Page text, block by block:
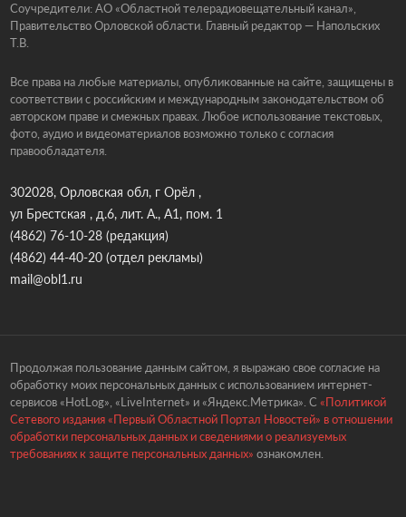
Соучредители: АО «Областной телерадиовещательный канал»,
Правительство Орловской области. Главный редактор — Напольских
Т.В.
Все права на любые материалы, опубликованные на сайте, защищены в
соответствии с российским и международным законодательством об
авторском праве и смежных правах. Любое использование текстовых,
фото, аудио и видеоматериалов возможно только с согласия
правообладателя.
302028, Орловская обл, г Орёл ,
ул Брестская , д.6, лит. А., А1, пом. 1
(4862) 76-10-28(редакция)
(4862) 44-40-20(отдел рекламы)
mail@obl1.ru
Продолжая пользование данным сайтом, я выражаю свое согласие на
обработку моих персональных данных с использованием интернет-
сервисов «HotLog», «LiveInternet» и «Яндекс.Метрика». С «Политикой
Сетевого издания «Первый Областной Портал Новостей» в отношении
обработки персональных данных и сведениями о реализуемых
требованиях к защите персональных данных» ознакомлен.